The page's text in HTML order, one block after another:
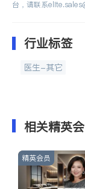
台，请联系
行业标签
医生-其它
相关精英
精英会员